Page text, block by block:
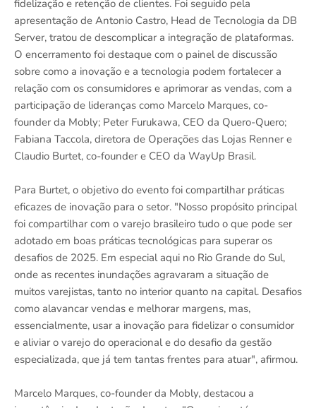
fidelização e retenção de clientes. Foi seguido pela
apresentação de Antonio Castro, Head de Tecnologia da DB
Server, tratou de descomplicar a integração de plataformas.
O encerramento foi destaque com o painel de discussão
sobre como a inovação e a tecnologia podem fortalecer a
relação com os consumidores e aprimorar as vendas, com a
participação de lideranças como Marcelo Marques, co-
founder da Mobly; Peter Furukawa, CEO da Quero-Quero;
Fabiana Taccola, diretora de Operações das Lojas Renner e
Claudio Burtet, co-founder e CEO da WayUp Brasil.
Para Burtet, o objetivo do evento foi compartilhar práticas
eficazes de inovação para o setor. "Nosso propósito principal
foi compartilhar com o varejo brasileiro tudo o que pode ser
adotado em boas práticas tecnológicas para superar os
desafios de 2025. Em especial aqui no Rio Grande do Sul,
onde as recentes inundações agravaram a situação de
muitos varejistas, tanto no interior quanto na capital. Desafios
como alavancar vendas e melhorar margens, mas,
essencialmente, usar a inovação para fidelizar o consumidor
e aliviar o varejo do operacional e do desafio da gestão
especializada, que já tem tantas frentes para atuar", afirmou.
Marcelo Marques, co-founder da Mobly, destacou a